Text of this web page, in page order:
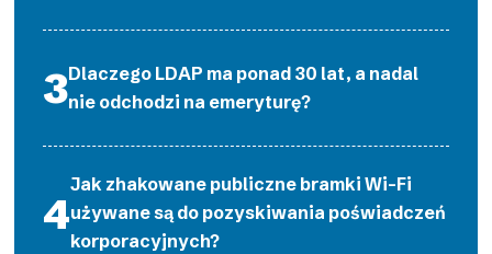
Dlaczego LDAP ma ponad 30 lat, a nadal
nie odchodzi na emeryturę?
Jak zhakowane publiczne bramki Wi-Fi
używane są do pozyskiwania poświadczeń
korporacyjnych?